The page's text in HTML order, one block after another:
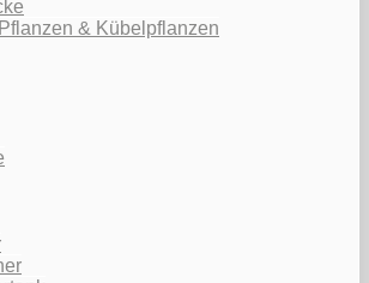
& Kübelpflanzen